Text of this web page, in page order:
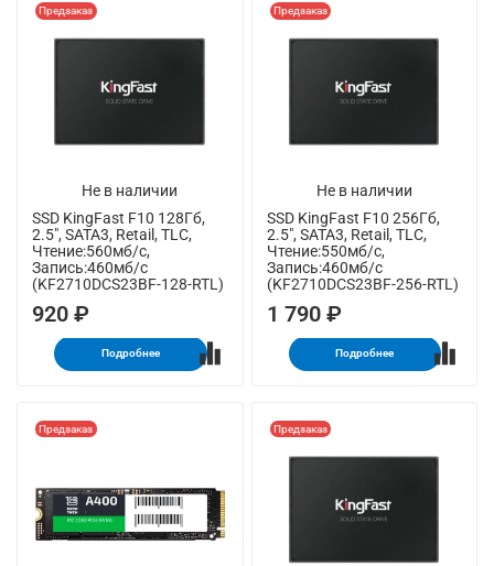
Не в наличии
Предзаказ
SSD KingFast F10 128Гб,
2.5", SATA3, Retail, TLC,
Чтение:560мб/с,
Запись:460мб/с
(KF2710DCS23BF-128-RTL)
920 ₽
Подробнее
Не в наличии
Предзаказ
SSD KingFast F10 256Гб,
2.5", SATA3, Retail, TLC,
Чтение:550мб/с,
Запись:460мб/с
(KF2710DCS23BF-256-RTL)
1 790 ₽
Подробнее
Предзаказ Предзаказ